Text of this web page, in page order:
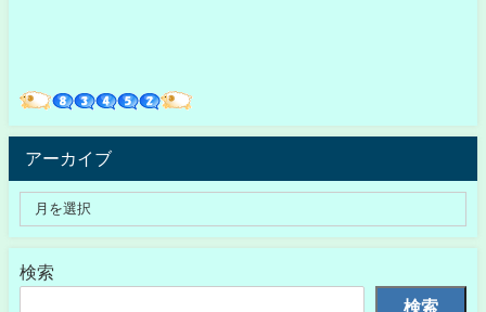
アーカイブ
検索
検索